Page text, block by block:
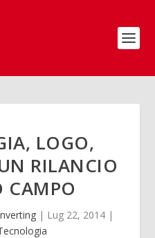
LOGO,
RILANCIO
CAMPO
| Lug 22, 2014|